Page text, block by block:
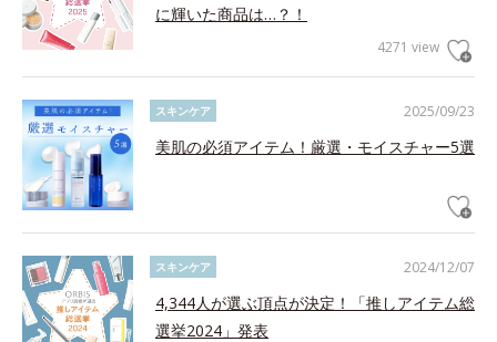
に輝いた商品は…？！
4271 view
2025/09/23
スキンケア
美肌の必須アイテム！厳選・モイスチャー5選
2024/12/07
スキンケア
4,344人が選ぶ頂点が決定！「推しアイテム総
選挙2024」発表